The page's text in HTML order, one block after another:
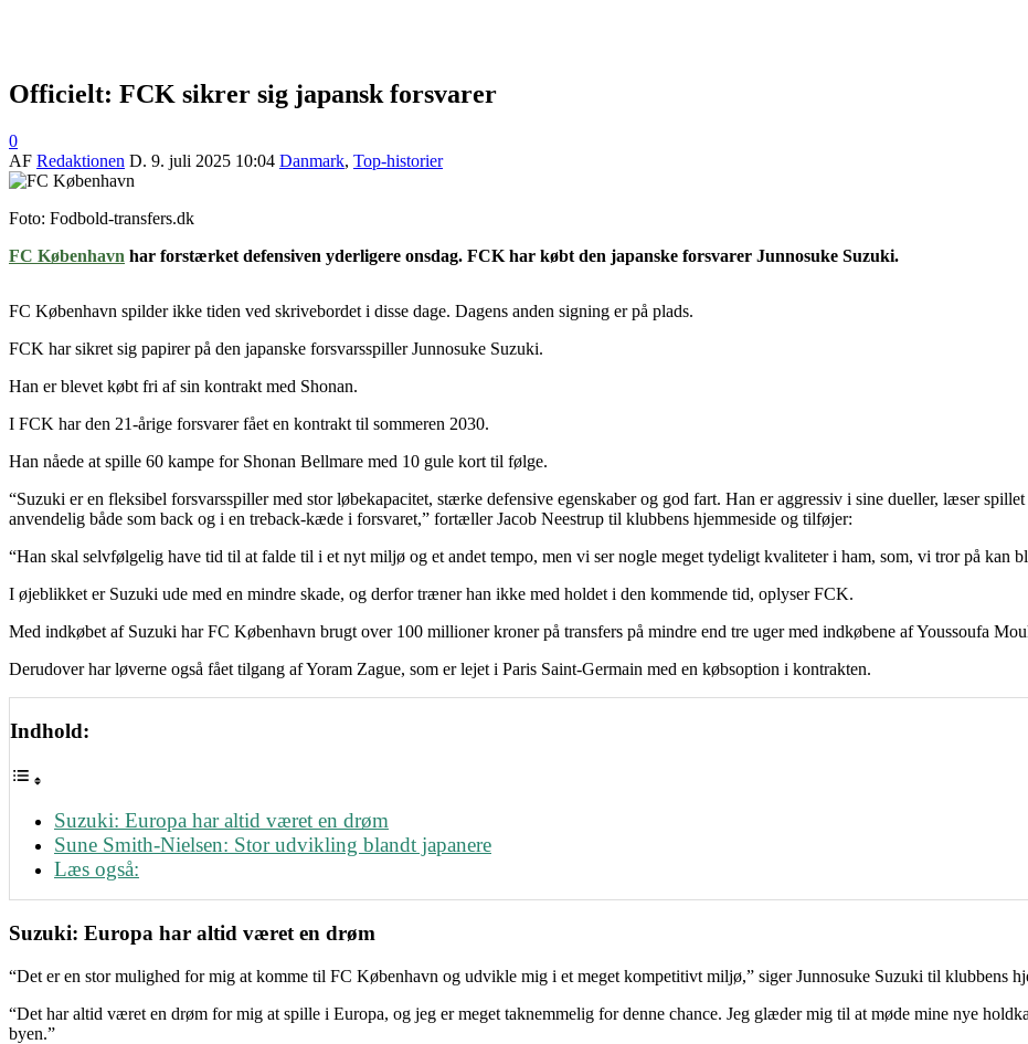
Officielt: FCK sikrer sig japansk forsvarer
0
AF Redaktionen D. 9. juli 2025 10:04 Danmark, Top-historier
Foto: Fodbold-transfers.dk
FC København har forstærket defensiven yderligere onsdag. FCK har købt den japanske forsvarer Junnosuke Suzuki.
FC København spilder ikke tiden ved skrivebordet i disse dage. Dagens anden signing er på plads.
FCK har sikret sig papirer på den japanske forsvarsspiller Junnosuke Suzuki.
Han er blevet købt fri af sin kontrakt med Shonan.
I FCK har den 21-årige forsvarer fået en kontrakt til sommeren 2030.
Han nåede at spille 60 kampe for Shonan Bellmare med 10 gule kort til følge.
“Suzuki er en fleksibel forsvarsspiller med stor løbekapacitet, stærke defensive egenskaber og god fart. Han er aggressiv i sine dueller, læser
anvendelig både som back og i en treback-kæde i forsvaret,” fortæller Jacob Neestrup til klubbens hjemmeside og tilføjer:
“Han skal selvfølgelig have tid til at falde til i et nyt miljø og et andet tempo, men vi ser nogle meget tydeligt kvaliteter i ham, som, vi tror på kan
I øjeblikket er Suzuki ude med en mindre skade, og derfor træner han ikke med holdet i den kommende tid, oplyser FCK.
Med indkøbet af Suzuki har FC København brugt over 100 millioner kroner på transfers på mindre end tre uger med indkøbene af Youssoufa
Derudover har løverne også fået tilgang af Yoram Zague, som er lejet i Paris Saint-Germain med en købsoption i kontrakten.
Indhold:
Suzuki: Europa har altid været en drøm
Sune Smith-Nielsen: Stor udvikling blandt japanere
Læs også:
Suzuki: Europa har altid været en drøm
“Det er en stor mulighed for mig at komme til FC København og udvikle mig i et meget kompetitivt miljø,” siger Junnosuke Suzuki til klubbens
“Det har altid været en drøm for mig at spille i Europa, og jeg er meget taknemmelig for denne chance. Jeg glæder mig til at møde mine nye
byen.”